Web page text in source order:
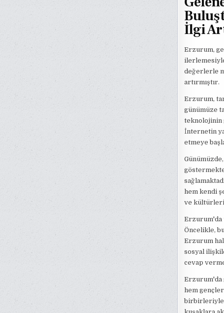
İlgi
Erzurum,
değerlerle
artırmıştır.
Erzurum,
günümüze
teknolojinin
İnternetin
etmeye
hem kendi
ve
Erzurum'da
Öncelikle,
Erzurum
sosyal
cevap
Erzurum'da
hem
birbirleriyle